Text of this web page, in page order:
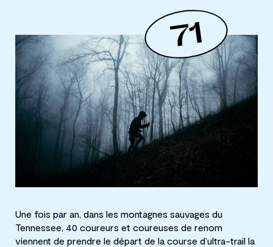
71
Une fois par an, dans les montagnes sauvages du
Tennessee, 40 coureurs et coureuses de renom
viennent de prendre le départ de la course d’ultra-trail la